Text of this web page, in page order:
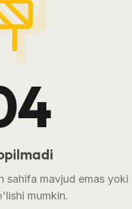
sahifa mavjud emas yoki
mumkin.